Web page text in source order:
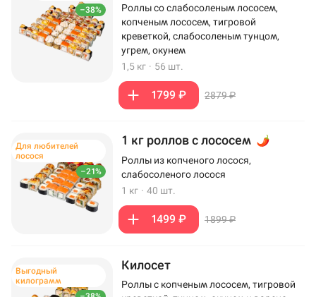
–38%
Роллы со слабосоленым лососем,
копченым лососем, тигровой
креветкой, слабосоленым тунцом,
угрем, окунем
1,5 кг · 56 шт.
1799 ₽ 2879 ₽
–21%
Для любителей
лосося
1 кг роллов с лососем
Роллы из копченого лосося,
слабосоленого лосося
1 кг · 40 шт.
1499 ₽ 1899 ₽
Выгодный
килограмм
Килосет
Роллы с копченым лососем, тигровой